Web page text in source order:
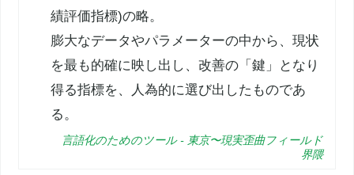
績評価指標)の略。
膨大なデータやパラメーターの中から、現状
を最も的確に映し出し、改善の「鍵」となり
得る指標を、人為的に選び出したものであ
る。
言語化のためのツール - 東京〜現実歪曲フィールド
界隈